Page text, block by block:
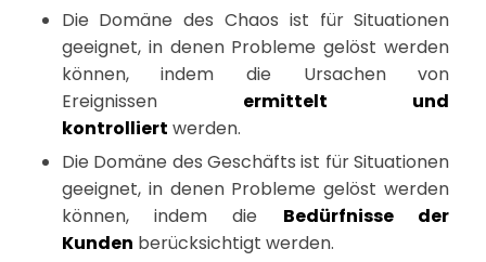
Die Domäne des Chaos ist für Situationen
geeignet, in denen Probleme gelöst werden
können, indem die Ursachen von
Ereignissen ermittelt und
kontrolliert werden.
Die Domäne des Geschäfts ist für Situationen
geeignet, in denen Probleme gelöst werden
können, indem die Bedürfnisse der
Kunden berücksichtigt werden.